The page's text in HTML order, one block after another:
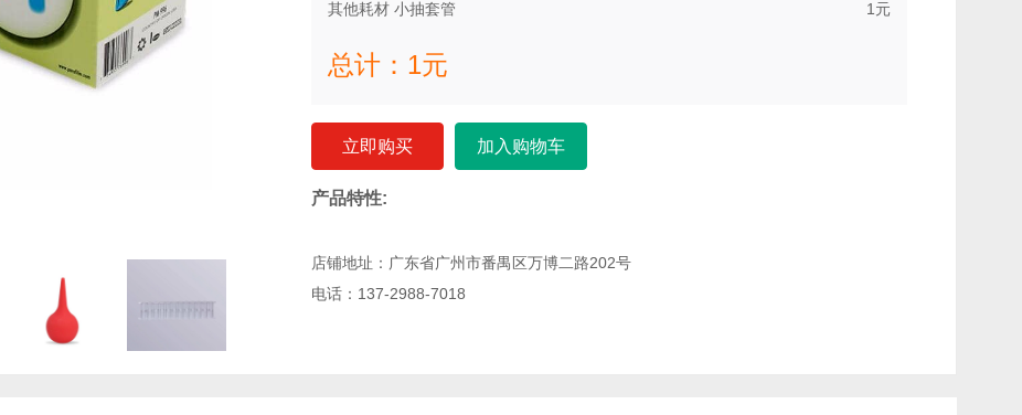
其他耗材 小抽套管 1元
总计： 1元
立即购买 加入购物车
产品特性:
店铺地址：广东省广州市番禺区万博二路202号
电话：137-2988-7018